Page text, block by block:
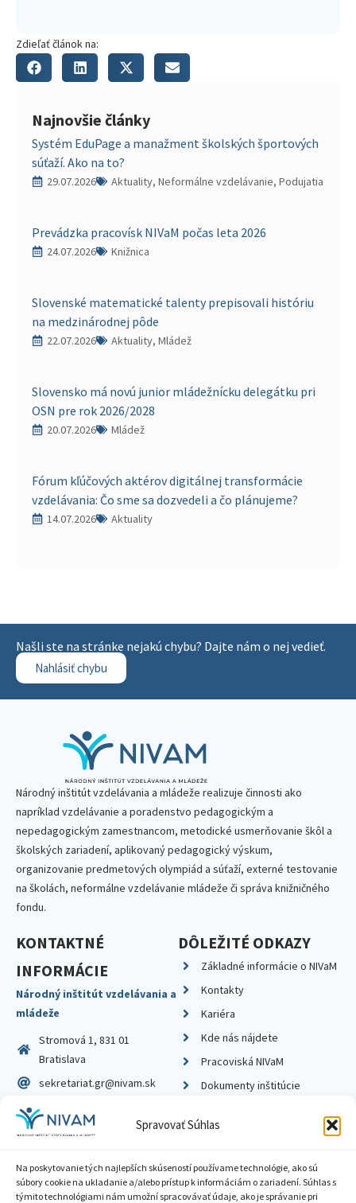
Spravovať Súhlas
Na poskytovanie tých najlepších skúseností používame technológie, ako sú
súbory cookie na ukladanie a/alebo prístup k informáciám o zariadení. Súhlas s
týmito technológiami nám umožní spracovávať údaje, ako je správanie pri
Zdieľať článok na:
Najnovšie články
Systém EduPage a manažment školských športových
súťaží. Ako na to?
29.07.2026 Aktuality, Neformálne vzdelávanie, Podujatia
Prevádzka pracovísk NIVaM počas leta 2026
24.07.2026 Knižnica
Slovenské matematické talenty prepisovali históriu
na medzinárodnej pôde
22.07.2026 Aktuality, Mládež
Slovensko má novú junior mládežnícku delegátku pri
OSN pre rok 2026/2028
20.07.2026 Mládež
Fórum kľúčových aktérov digitálnej transformácie
vzdelávania: Čo sme sa dozvedeli a čo plánujeme?
14.07.2026 Aktuality
Našli ste na stránke nejakú chybu? Dajte nám o nej vedieť.
Nahlásiť chybu
Národný inštitút vzdelávania a mládeže realizuje činnosti ako
napríklad vzdelávanie a poradenstvo pedagogickým a
nepedagogickým zamestnancom, metodické usmerňovanie škôl a
školských zariadení, aplikovaný pedagogický výskum,
organizovanie predmetových olympiád a súťaží, externé testovanie
na školách, neformálne vzdelávanie mládeže či správa knižničného
fondu.
KONTAKTNÉ
INFORMÁCIE
Národný inštitút vzdelávania a
mládeže
Stromová 1, 831 01
Bratislava
sekretariat.gr@nivam.sk
IČO: 00164348
DIČ: 2020798714
DÔLEŽITÉ ODKAZY
Základné informácie o NIVaM
Kontakty
Kariéra
Kde nás nájdete
Pracoviská NIVaM
Dokumenty inštitúcie